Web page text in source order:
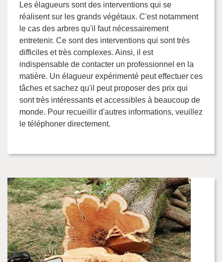
Les élagueurs sont des interventions qui se
réalisent sur les grands végétaux. C'est notamment
le cas des arbres qu'il faut nécessairement
entretenir. Ce sont des interventions qui sont très
difficiles et très complexes. Ainsi, il est
indispensable de contacter un professionnel en la
matière. Un élagueur expérimenté peut effectuer ces
tâches et sachez qu'il peut proposer des prix qui
sont très intéressants et accessibles à beaucoup de
monde. Pour recueillir d'autres informations, veuillez
le téléphoner directement.